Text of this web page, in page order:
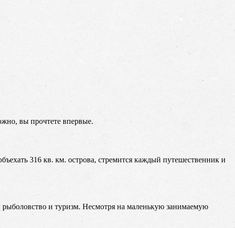
вы прочтете впервые.
316 кв. км. острова, стремится каждый путешественник и
и туризм. Несмотря на маленькую занимаемую